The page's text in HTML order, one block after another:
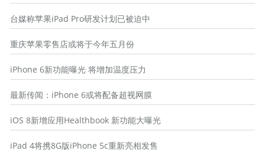
台媒称苹果iPad Pro研发计划已被迫中
重庆苹果零售店或将于今年五月份
iPhone 6新功能曝光 将增加温度压力
最新传闻：iPhone 6或将配备超视网膜
iOS 8新增应用Healthbook 新功能大曝光
iPad 4将携8G版iPhone 5c重新亮相发售